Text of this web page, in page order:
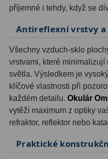
Stativy a pilíře3
Objímky10
Motory a pohony 13
Upínací prvky13
Závaží3
příjemné i tehdy, když se
Antireflexní vrstvy a
Všechny vzduch-sklo
vrstvami, které
světla. Výsledkem je
klíčové vlastnosti při
každém detailu. Okulár
vytěží maximum z optiky
refraktor, reflektor nebo
Praktické